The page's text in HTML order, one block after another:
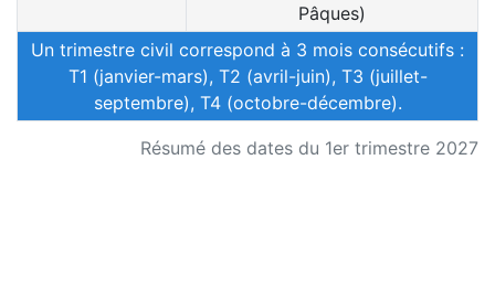
Résumé des dates du 1er trimestre 2027
Pâques)
Un trimestre civil correspond à 3 mois consécutifs :
T1 (janvier-mars), T2 (avril-juin), T3 (juillet-
septembre), T4 (octobre-décembre).